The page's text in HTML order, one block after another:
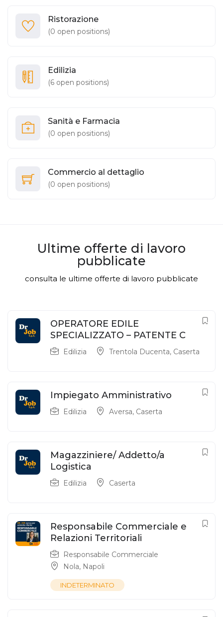
Ristorazione
(0 open positions)
Edilizia
(6 open positions)
Sanità e Farmacia
(0 open positions)
Commercio al dettaglio
(0 open positions)
Ultime offerte di lavoro
pubblicate
consulta le ultime offerte di lavoro pubblicate
OPERATORE EDILE
SPECIALIZZATO – PATENTE C
Edilizia Trentola Ducenta, Caserta
Impiegato Amministrativo
Edilizia Aversa, Caserta
Magazziniere/ Addetto/a
Logistica
Edilizia Caserta
Responsabile Commerciale e
Relazioni Territoriali
Responsabile Commerciale
Nola, Napoli
INDETERMINATO